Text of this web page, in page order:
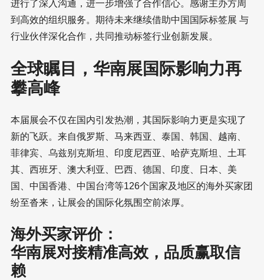
进行了深入沟通，进一步增强了合作信心。感谢主办方周
到高效的组织服务。期待未来继续借助中国国际标签展 与
行业伙伴深化合作，共同推动标签行业创新发展。
全球瞩目，华南展国际影响力再
攀高峰
本届展会不仅在国内引发热潮，其国际影响力更是实现了
新的飞跃。来自俄罗斯、马来西亚、泰国、韩国、越南、
菲律宾、乌兹别克斯坦、印度尼西亚、哈萨克斯坦、土耳
其、西班牙、澳大利亚、巴西、德国、印度、日本、美
国、中国香港、中国台湾等126个国家及地区的海外买家团
纷至沓来，让展会的国际化氛围空前浓厚。
海外买家评价：
华南展对接精准高效，品质赢取信
赖